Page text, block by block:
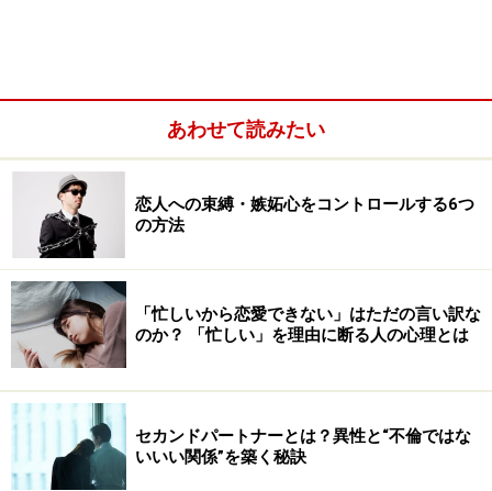
※記事内容は執筆時点のものです。最新の内容をご確認くださ
4 次のページへ
あわせて読みたい
恋人への束縛・嫉妬心をコントロールする6つ
の方法
「忙しいから恋愛できない」はただの言い訳な
のか？ 「忙しい」を理由に断る人の心理とは
セカンドパートナーとは？異性と“不倫ではな
いいい関係”を築く秘訣